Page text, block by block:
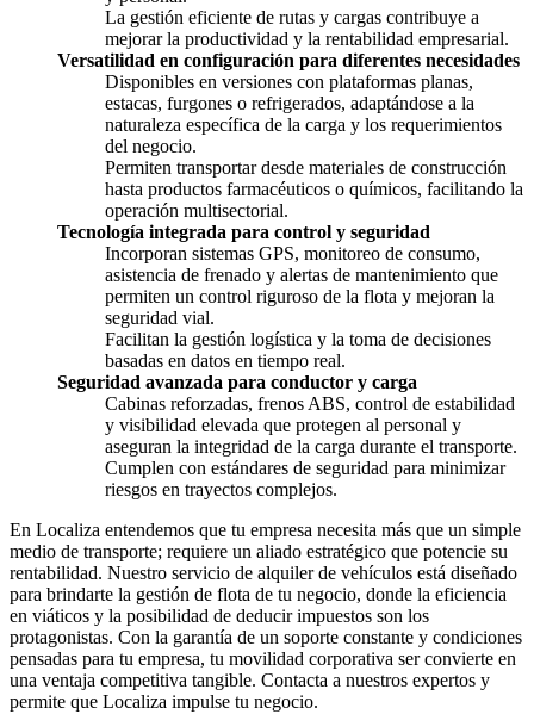
La gestión eficiente de rutas y cargas contribuye a
mejorar la productividad y la rentabilidad empresarial.
Versatilidad en configuración para diferentes necesidades
Disponibles en versiones con plataformas planas,
estacas, furgones o refrigerados, adaptándose a la
naturaleza específica de la carga y los requerimientos
del negocio.
Permiten transportar desde materiales de construcción
hasta productos farmacéuticos o químicos, facilitando la
operación multisectorial.
Tecnología integrada para control y seguridad
Incorporan sistemas GPS, monitoreo de consumo,
asistencia de frenado y alertas de mantenimiento que
permiten un control riguroso de la flota y mejoran la
seguridad vial.
Facilitan la gestión logística y la toma de decisiones
basadas en datos en tiempo real.
Seguridad avanzada para conductor y carga
Cabinas reforzadas, frenos ABS, control de estabilidad
y visibilidad elevada que protegen al personal y
aseguran la integridad de la carga durante el transporte.
Cumplen con estándares de seguridad para minimizar
riesgos en trayectos complejos.
En Localiza entendemos que tu empresa necesita más que un simple
medio de transporte; requiere un aliado estratégico que potencie su
rentabilidad. Nuestro servicio de alquiler de vehículos está diseñado
para brindarte la gestión de flota de tu negocio, donde la eficiencia
en viáticos y la posibilidad de deducir impuestos son los
protagonistas. Con la garantía de un soporte constante y condiciones
pensadas para tu empresa, tu movilidad corporativa ser convierte en
una ventaja competitiva tangible. Contacta a nuestros expertos y
permite que Localiza impulse tu negocio.